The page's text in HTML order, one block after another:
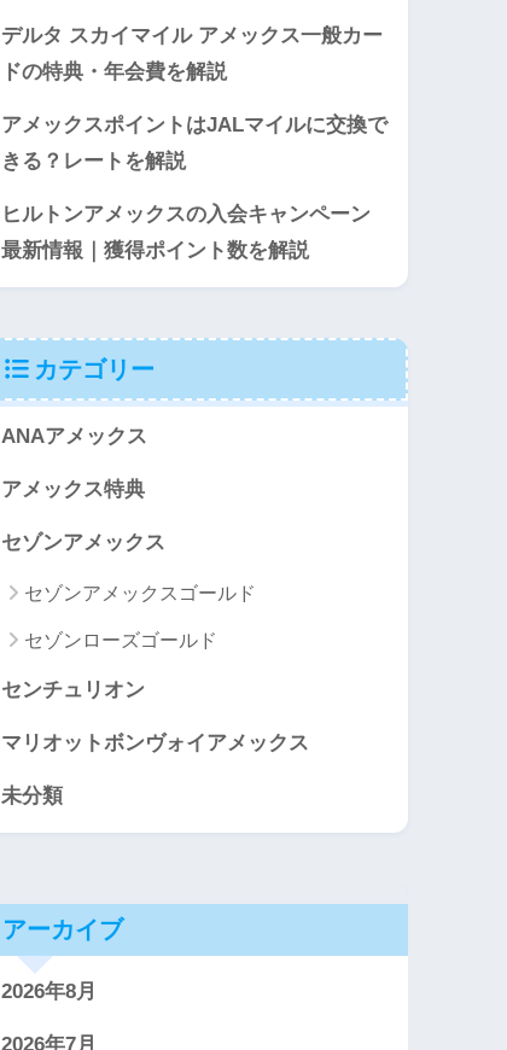
デルタ スカイマイル アメックス一般カー
ドの特典・年会費を解説
アメックスポイントはJALマイルに交換で
きる？レートを解説
ヒルトンアメックスの入会キャンペーン
最新情報｜獲得ポイント数を解説
カテゴリー
ANAアメックス
アメックス特典
セゾンアメックス
セゾンアメックスゴールド
セゾンローズゴールド
センチュリオン
マリオットボンヴォイアメックス
未分類
アーカイブ
2026年8月
2026年7月